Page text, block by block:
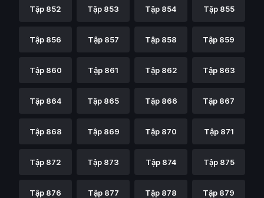
Tập 852 Tập 853 Tập 854 Tập 855
Tập 856 Tập 857 Tập 858 Tập 859
Tập 860 Tập 861 Tập 862 Tập 863
Tập 864 Tập 865 Tập 866 Tập 867
Tập 868 Tập 869 Tập 870 Tập 871
Tập 872 Tập 873 Tập 874 Tập 875
Tập 876 Tập 877 Tập 878 Tập 879